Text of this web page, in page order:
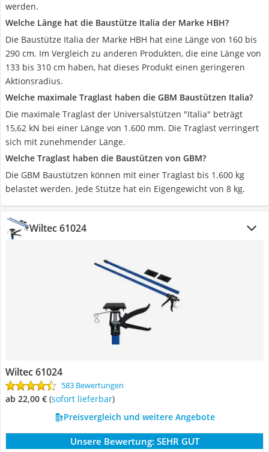
werden.
Welche Länge hat die Baustütze Italia der Marke HBH?
Die Baustütze Italia der Marke HBH hat eine Länge von 160 bis
290 cm. Im Vergleich zu anderen Produkten, die eine Länge von
133 bis 310 cm haben, hat dieses Produkt einen geringeren
Aktionsradius.
Welche maximale Traglast haben die GBM Baustützen Italia?
Die maximale Traglast der Universalstützen "Italia" beträgt
15,62 kN bei einer Länge von 1.600 mm. Die Traglast verringert
sich mit zunehmender Länge.
Welche Traglast haben die Baustützen von GBM?
Die GBM Baustützen können mit einer Traglast bis 1.600 kg
belastet werden. Jede Stütze hat ein Eigengewicht von 8 kg.
Wiltec 61024
Wiltec 61024
583 Bewertungen
ab 22,00 € ( Sofort lieferbar)
Preisvergleich und weitere Angebote
Unsere Bewertung: SEHR GUT